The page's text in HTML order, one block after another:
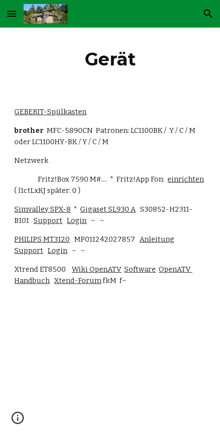
Skip to main content Skip to navigation
Gerät
GEBERIT-Spülkasten
brother
  MFC-5890CN  Patronen: LC1100BK /  Y / C / M
oder LC1100HY-BK / Y / C / M
Netzwerk
                Fritz!Box 7590 M#....  *  Fritz!App Fon:
einrichten
( l1ctLxKJ später: 0 )
Simvalley SPX-8
  *
Gigaset SL930 A
   S30852-H2311-
B101 Support Login
   ~   ~
PHILIPS MT3120
   MP011242027857
Anleitung
Support Login
   ~   ~
Xtrend ET8500 Wiki OpenATV Software OpenATV
Handbuch Xtend-Forum fkM  f~